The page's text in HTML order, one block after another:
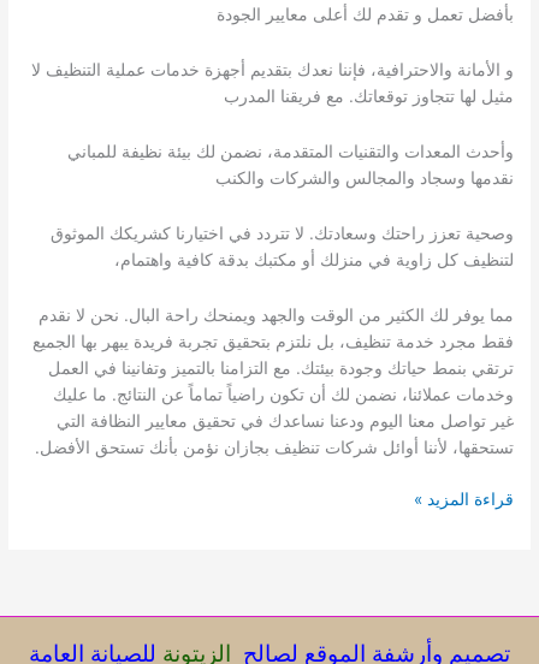
بأفضل تعمل و تقدم لك أعلى معايير الجودة
و الأمانة والاحترافية، فإننا نعدك بتقديم أجهزة خدمات عملية التنظيف لا
مثيل لها تتجاوز توقعاتك. مع فريقنا المدرب
وأحدث المعدات والتقنيات المتقدمة، نضمن لك بيئة نظيفة للمباني
نقدمها وسجاد والمجالس والشركات والكنب
وصحية تعزز راحتك وسعادتك. لا تتردد في اختيارنا كشريكك الموثوق
لتنظيف كل زاوية في منزلك أو مكتبك بدقة كافية واهتمام،
مما يوفر لك الكثير من الوقت والجهد ويمنحك راحة البال. نحن لا نقدم
فقط مجرد خدمة تنظيف، بل نلتزم بتحقيق تجربة فريدة يبهر بها الجميع
ترتقي بنمط حياتك وجودة بيئتك. مع التزامنا بالتميز وتفانينا في العمل
وخدمات عملائنا، نضمن لك أن تكون راضياً تماماً عن النتائج. ما عليك
غير تواصل معنا اليوم ودعنا نساعدك في تحقيق معايير النظافة التي
تستحقها، لأننا أوائل شركات تنظيف بجازان نؤمن بأنك تستحق الأفضل.
شركة
قراءة المزيد »
تصميم وأرشفة الموقع لصالح الزيتونة للصيانة العامة